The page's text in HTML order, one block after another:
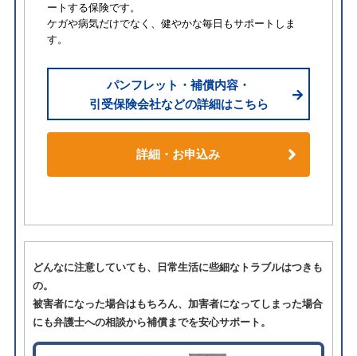
ートする保険です。
ケガや病気だけでなく、健やかな毎日もサポートしま
す。
パンフレット・補償内容・
引受保険会社などの詳細はこちら
詳細・お申込み
どんなに注意していても、日常生活に些細なトラブルはつきも
の。
被害者になった場合はもちろん、加害者になってしまった場合
にも弁護士への相談から補償までを安心サポート。